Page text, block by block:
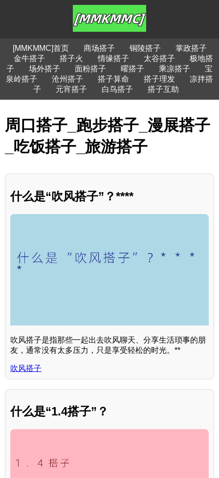
[MMKMMC]首页 商场搭子 铜陵搭子
掌政搭子
金牛搭子
搭子火 情缘搭子 太谷搭子
极地搭
子
场外搭子 面粉搭子 曜搭子 乘凉搭子
宝
泉岭搭子
沧州搭子 搭子算命 搭子理发
凉拌搭
子
元宵搭子 白鸟搭子 搭子互助
周口搭子_跑步搭子_漫展搭子
_吃饭搭子_旅游搭子
什么是“吹风搭子”？****
吹风搭子是指那些一起出去吹风聊天、分享生活琐事的朋
友，通常没有太多压力，只是享受轻松的时光。**
吹风搭子
什么是“1.4搭子”？